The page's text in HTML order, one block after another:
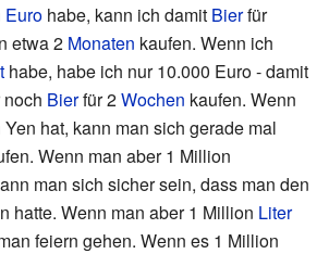
Euro habe, kann ich damit Bierfür
etwa 2 Monaten kaufen. Wenn ich
habe, habe ich nur 10.000 Euro - damit
Bierfür 2Wochen kaufen. Wenn
hat, kann man sich gerade mal
Wenn man aber 1 Million
man sich sicher sein, dass man den
hatte. Wenn man aber 1 Million Liter
feiern gehen. Wenn es 1 Million